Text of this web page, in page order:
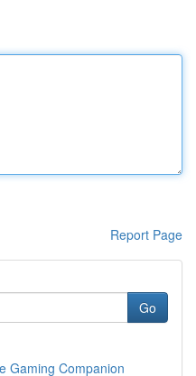
Report Page
Go
Gaming Companion